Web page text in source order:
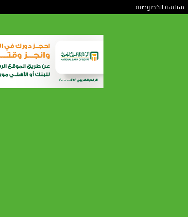
سياسة الخصوصية